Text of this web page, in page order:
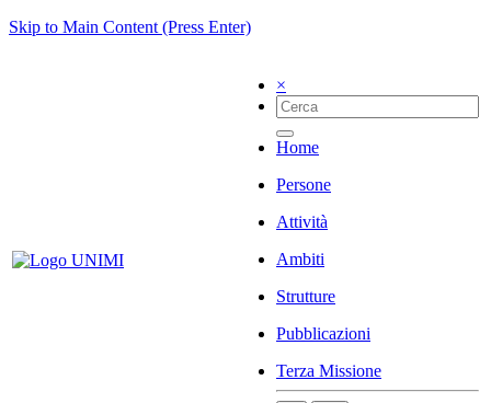
Skip to Main Content (Press Enter)
×
Home
Persone
Attività
Ambiti
Strutture
Pubblicazioni
Terza Missione